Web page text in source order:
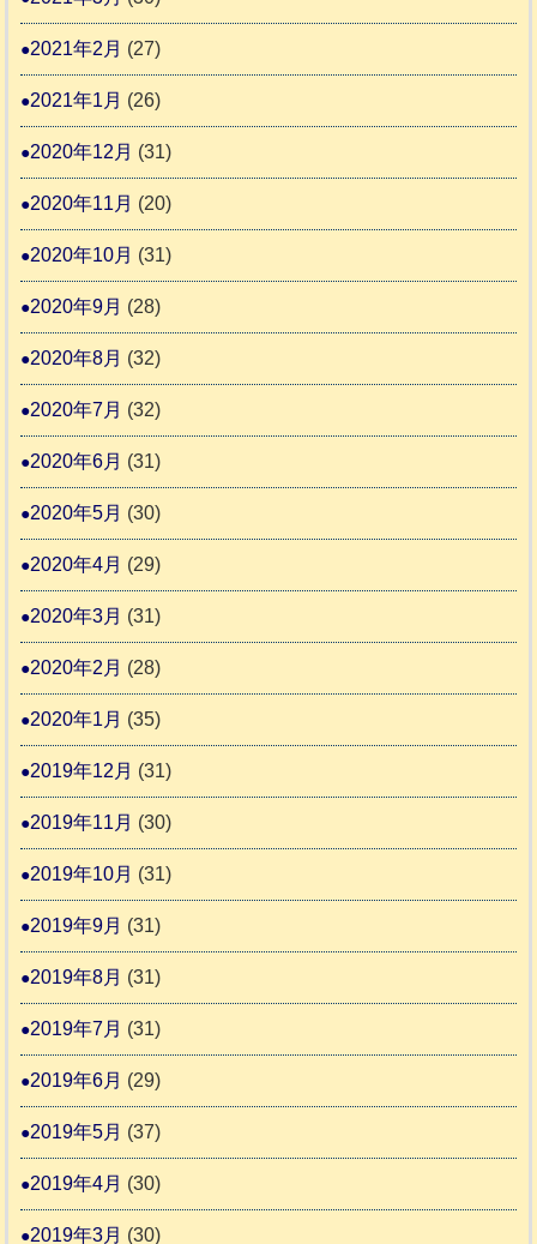
2021年2月 (27)
2021年1月 (26)
2020年12月 (31)
2020年11月 (20)
2020年10月 (31)
2020年9月 (28)
2020年8月 (32)
2020年7月 (32)
2020年6月 (31)
2020年5月 (30)
2020年4月 (29)
2020年3月 (31)
2020年2月 (28)
2020年1月 (35)
2019年12月 (31)
2019年11月 (30)
2019年10月 (31)
2019年9月 (31)
2019年8月 (31)
2019年7月 (31)
2019年6月 (29)
2019年5月 (37)
2019年4月 (30)
2019年3月 (30)